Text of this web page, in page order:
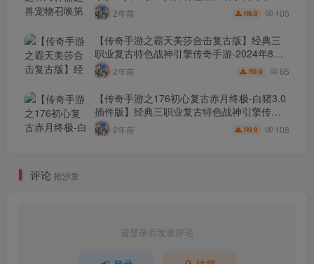
游-2024年8月7日最新打包Win服务端源码视
频架设教程-新版GM多功能网页授权物品后
台-GM直冲网页后台-安卓苹果IOS双端版
本！
2年前 R9.9 105
【传奇手游之霸天美莎合击复古版】经典三
职业复古特色战神引擎传奇手游-2024年8月7
日最新打包Win服务端源码视频架设教程-新
版GM多功能网页授权物品后台-GM直冲网页
后台-安卓苹果IOS双端版本！
2年前 R9.9 65
【传奇手游之176初心复古赤月终极-白猪3.0
插件版】经典三职业复古特色战神引擎传奇
手游-2024年8月6日最新打包Win服务端源码
视频架设教程-新版GM多功能网页授权物品
2年前 R9.9 108
评论 抢沙发
请登录后发表评论